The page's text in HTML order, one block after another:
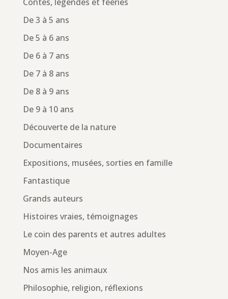
De 3 à 5 ans
De 5 à 6 ans
De 6 à 7 ans
De 7 à 8 ans
De 8 à 9 ans
De 9 à 10 ans
Découverte de la nature
Documentaires
Expositions, musées, sorties en famille
Fantastique
Grands auteurs
Histoires vraies, témoignages
Le coin des parents et autres adultes
Moyen-Age
Nos amis les animaux
Philosophie, religion, réflexions